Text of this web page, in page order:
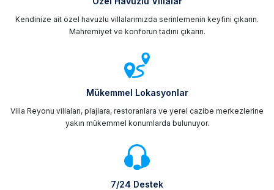
Kendinize ait özel havuzlu villalarımızda serinlemenin keyfini çıkarın.
Mahremiyet ve konforun tadını çıkarın.
Mükemmel Lokasyonlar
Villa Reyonu villaları, plajlara, restoranlara ve yerel cazibe merkezlerine
yakın mükemmel konumlarda bulunuyor.
7/24 Destek